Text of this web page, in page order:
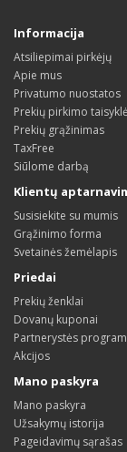
Informacija
Atsiliepimai pirkėjų
Apie mus
Privatumo nuostatos
Prekių pirkimo
Prekių grąžinimas
TaxFree
Siūlome darbą
Klientų
Susisiekite su mumis
Grąžinimo forma
Svetainės žemėlapis
Priedai
Prekių ženklai
Dovanų kuponai
Partnerystės
Akcijos
Mano paskyra
Mano paskyra
Užsakymų istorija
Pageidavimų sąrašas